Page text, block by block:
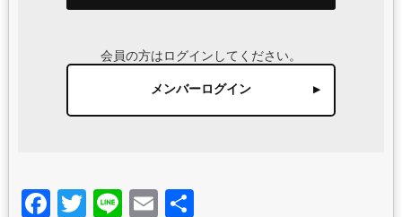
会員の方はログインしてください。
メンバーログイン
Facebook
Twitter
LineEmail
共